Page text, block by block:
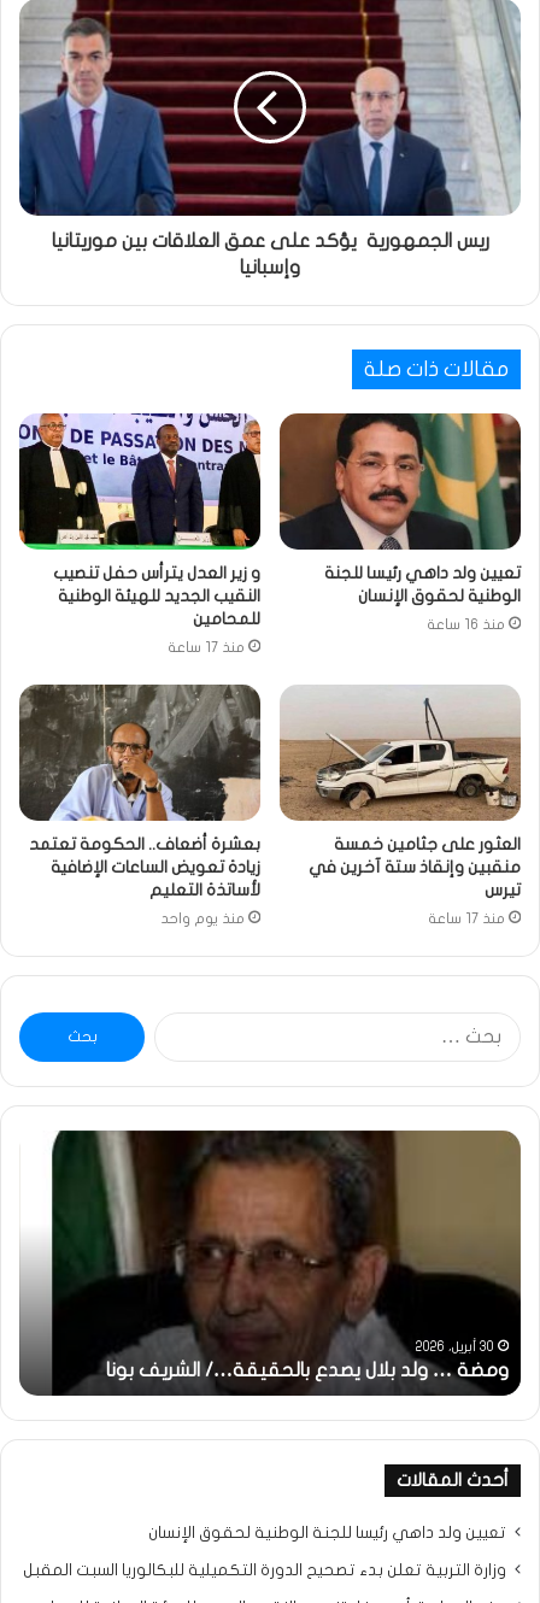
ريس الجمهورية يؤكد على عمق العلاقات بين موريتانيا
وإسبانيا
مقالات ذات صلة
تعيين ولد داهي رئيسا للجنة
الوطنية لحقوق الإنسان
منذ 16 ساعة
و زير العدل يترأس حفل تنصيب
النقيب الجديد للهيئة الوطنية
للمحامين
منذ 17 ساعة
العثور على جثامين خمسة
منقبين وإنقاذ ستة آخرين في
تيرس
منذ 17 ساعة
بعشرة أضعاف.. الحكومة تعتمد
زيادة تعويض الساعات الإضافية
لأساتذة التعليم
منذ يوم واحد
البحث
عن:
ومضة
بالحقيقة…/
الشريف
30 أبريل، 2026
ومضة … ولد بلال يصدع بالحقيقة…/ الشريف بونا
أحدث المقالات
تعيين ولد داهي رئيسا للجنة الوطنية لحقوق الإنسان
وزارة التربية تعلن بدء تصحيح الدورة التكميلية للبكالوريا السبت المقبل